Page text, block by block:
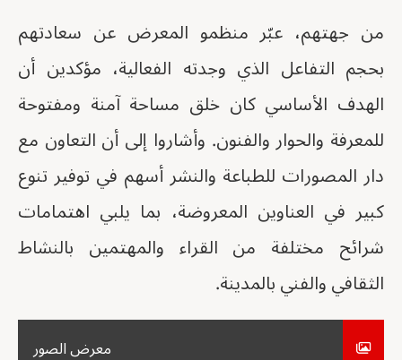
من جهتهم، عبّر منظمو المعرض عن سعادتهم
بحجم التفاعل الذي وجدته الفعالية، مؤكدين أن
الهدف الأساسي كان خلق مساحة آمنة ومفتوحة
للمعرفة والحوار والفنون. وأشاروا إلى أن التعاون مع
دار المصورات للطباعة والنشر أسهم في توفير تنوع
كبير في العناوين المعروضة، بما يلبي اهتمامات
شرائح مختلفة من القراء والمهتمين بالنشاط
الثقافي والفني بالمدينة.
معرض الصور